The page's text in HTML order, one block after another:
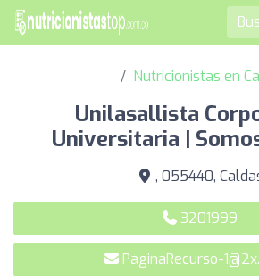
Nutricionistas en
Unilasallista
Universitaria |
, 055440,
3201999
PaginaRecurso-